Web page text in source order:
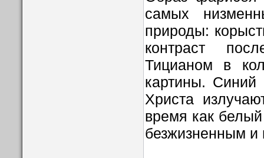
самых
природы:
контраст
Тицианом в
картины.
Христа
время как
безжизненным и